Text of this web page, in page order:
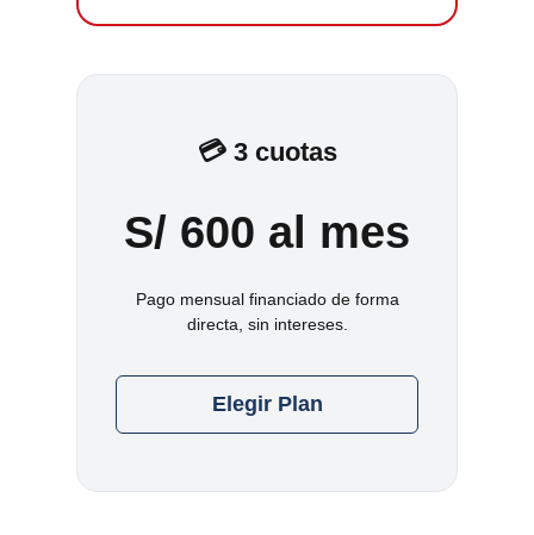
💳 3 cuotas
S/ 600 al mes
Pago mensual financiado de forma
directa, sin intereses.
Elegir Plan